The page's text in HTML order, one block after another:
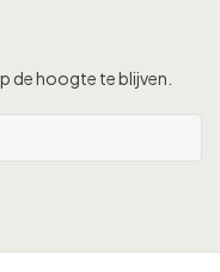
de hoogte te blijven.